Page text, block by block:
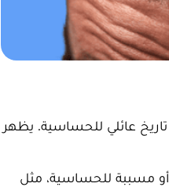
عائلي للحساسية. يظهر
أو مسببة للحساسية، مثل